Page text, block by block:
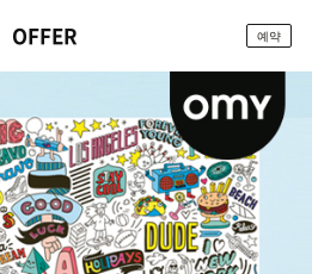
OFFER 예약